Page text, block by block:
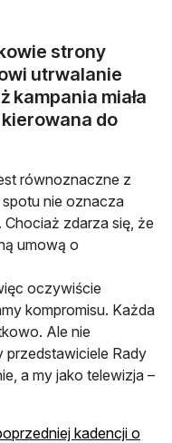
strony
utrwalanie
kampania miała
kierowana do
równoznaczne z
spotu nie oznacza
zdarza się, że
umową o
oczywiście
kompromisu. Każda
Ale nie
przedstawiciele Rady
a my jako telewizja –
kadencji o